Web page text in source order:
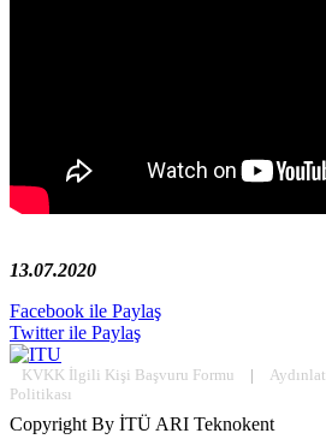
13.07.2020
Facebook ile Paylaş
Twitter ile Paylaş
KVKK İlgili Kişi Başvuru Formu |
Politikası
Copyright By İTÜ ARI Teknokent